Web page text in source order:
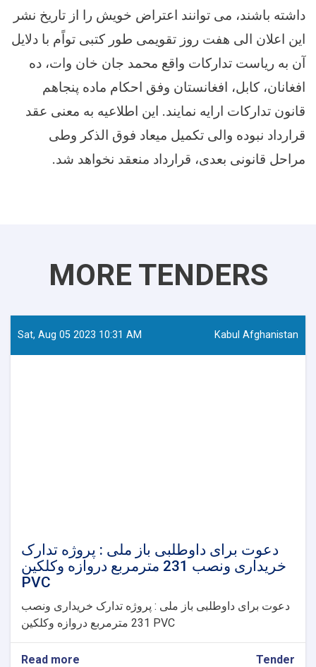
داشته باشند، می توانند اعتراض خویش را از تاریخ نشر
این اعلان الی هفت روز تقویمی طور کتبی تواًم با دلایل
آن به ریاست تدارکات واقع محمد جان خان وات، ده
افغانان، کابل، افغانستان وفق احکام ماده پنجاهم
قانون تدارکات ارایه نمایند. این اطلاعیه به معنی عقد
قرارداد نبوده والی تکمیل میعاد فوق الذکر وطی
مراحل قانونی بعدی، قرارداد منعقد نخواهد شد.
MORE TENDERS
Sat, Aug 05 2023 10:31 AM Kabul Afghanistan
دعوت برای داوطلبی باز ملی : پروژه تدارک
خریداری ونصب 231 مترمربع دروازه وکلکین
PVC
دعوت برای داوطلبی باز ملی : پروژه تدارک خریداری ونصب
231 مترمربع دروازه وکلکین PVC
Read more Tender